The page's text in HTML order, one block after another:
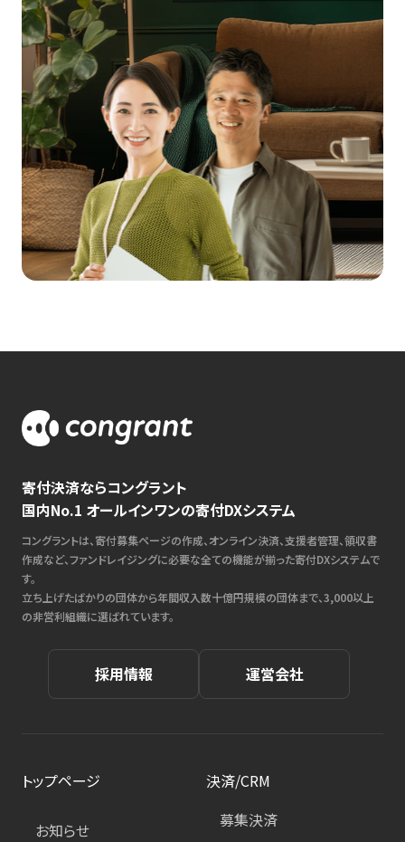
寄付決済ならコングラント
国内No.1 オールインワンの寄付DXシステム
コングラントは、寄付募集ページの作成、オンライン決済、支援者管理、領収書
作成など、ファンドレイジングに必要な全ての機能が揃った寄付DXシステムで
す。
立ち上げたばかりの団体から年間収入数十億円規模の団体まで、3,000以上
の非営利組織に選ばれています。
採用情報 運営会社
トップページ
お知らせ
決済/CRM
募集決済